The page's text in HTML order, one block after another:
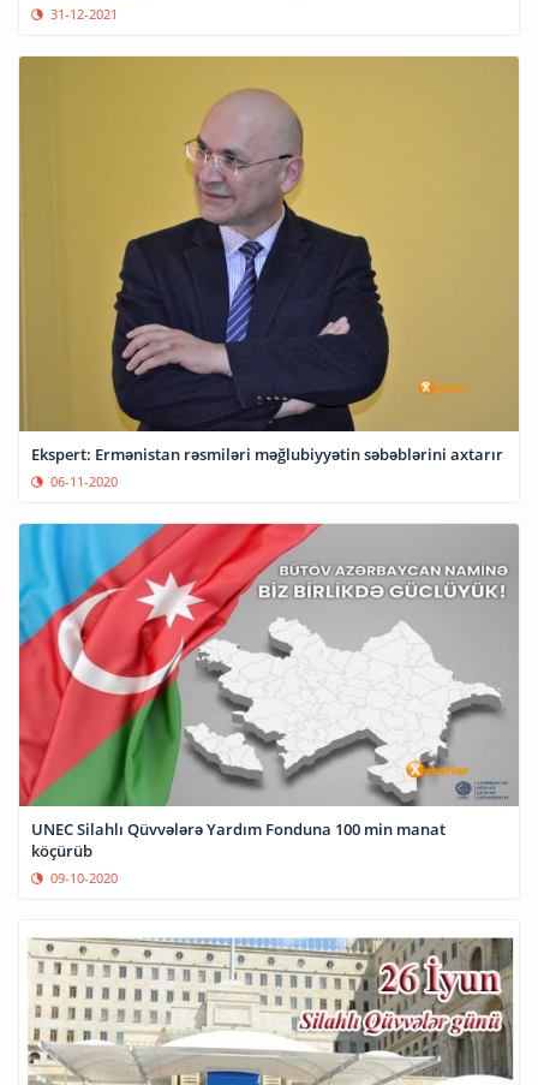
31-12-2021
Ekspert: Ermənistan rəsmiləri məğlubiyyətin səbəblərini axtarır
06-11-2020
UNEC Silahlı Qüvvələrə Yardım Fonduna 100 min manat
köçürüb
09-10-2020